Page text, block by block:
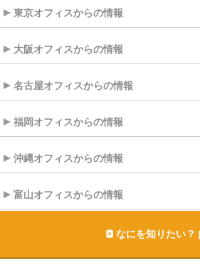
東京オフィスからの情報
大阪オフィスからの情報
名古屋オフィスからの情報
福岡オフィスからの情報
沖縄オフィスからの情報
富山オフィスからの情報
なにを知りたい？